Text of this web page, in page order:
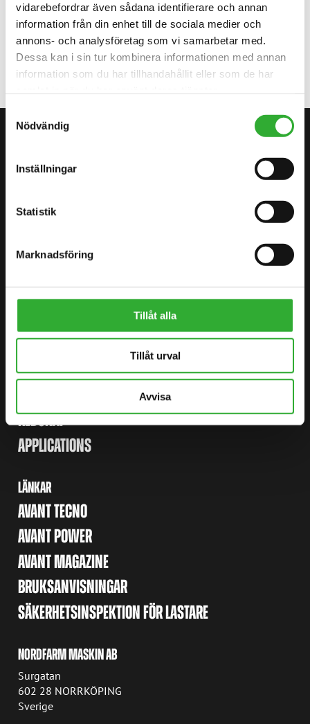
vidarebefordrar även sådana identifierare och annan
information från din enhet till de sociala medier och
annons- och analysföretag som vi samarbetar med.
Dessa kan i sin tur kombinera informationen med annan
information som du har tillhandahållit eller som de har
Samtyckesval
Nödvändig
Inställningar
Statistik
Marknadsföring
Tillåt alla
Tillåt urval
Avvisa
JOYSTICK 8 FUNCTIONS, 635I, 640I
A449938
BÖRJA DIN RESA MED AVANT
KONTAKTA OSS
DEMO DRIVE
LASTARE
REDSKAP
APPLICATIONS
LÄNKAR
AVANT TECNO
AVANT POWER
AVANT MAGAZINE
BRUKSANVISNINGAR
SÄKERHETSINSPEKTION FÖR LASTARE
NORDFARM MASKIN AB
Surgatan
602 28 NORRKÖPING
Sverige